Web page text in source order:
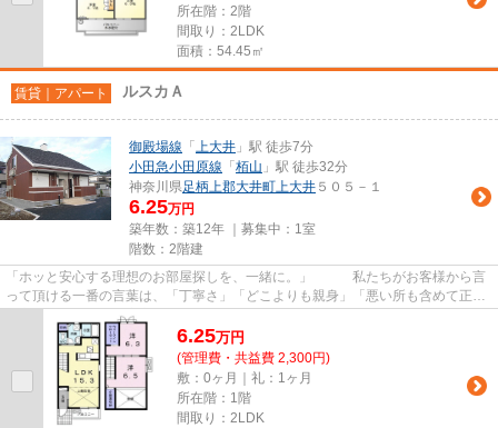
所在階：2階
間取り：2LDK
面積：54.45㎡
賃貸｜アパート ルスカＡ
御殿場線 「 上大井 」駅 徒歩7分
小田急小田原線 「 栢山 」駅 徒歩32分
神奈川県足柄上郡大井町上大井 ５０５－１
6.25万円
築年数：築12年 ｜募集中： 1室
階数：2階建
「ホッと安心する理想のお部屋探しを、一緒に。」 私たちがお客様から言
って頂ける一番の言葉は、「丁寧さ」「どこよりも親身」「悪い所も含めて正直
に言ってくれた」「安心して...
6.25万円
(管理費・共益費 2,300円)
敷：0ヶ月｜礼：1ヶ月
所在階：1階
間取り：2LDK